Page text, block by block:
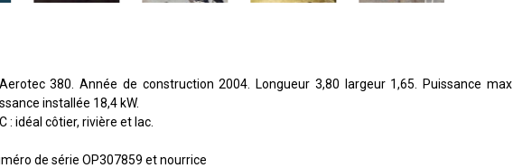
380. Année de construction 2004. Longueur 3,80 largeur 1,65. Puissance max
installée 18,4 kW.
: idéal côtier, rivière et lac.
de série OP307859 et nourrice